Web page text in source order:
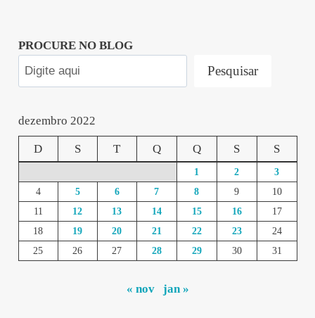
PROCURE NO BLOG
Pesquisar
dezembro 2022
D S T Q Q S S
1 2
3
4
5 6 7 8 9
10
11
12 13 14 15 16
17
18
19 20 21 22 23
24
25
26 27 28 29 30 31
« nov jan »